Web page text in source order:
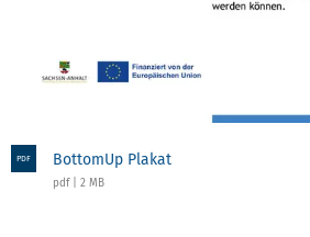
PDF BottomUp Plakat
pdf | 2 MB